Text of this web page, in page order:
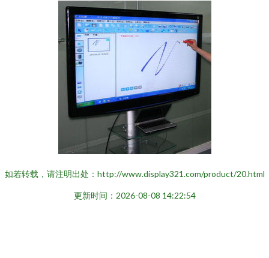
如若转载，请注明出处：http://www.display321.com/product/20.html
更新时间：2026-08-08 14:22:54